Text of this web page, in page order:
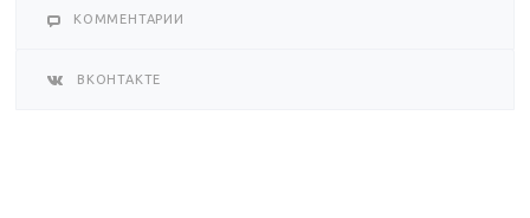
КОММЕНТАРИИ
ВКОНТАКТЕ